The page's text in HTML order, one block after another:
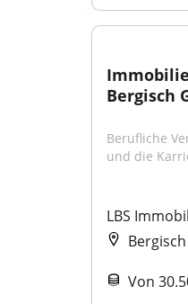
Bergisch
Berufliche
und die
LBS
Von